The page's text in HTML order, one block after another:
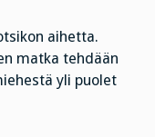
aihetta.
matka tehdään
yli puolet